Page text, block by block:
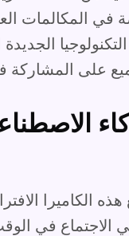
في المكالمات
الجديدة
على المشاركة
الكاميرا
الاجتماع في